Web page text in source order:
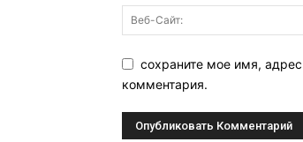
сохраните мое имя,
комментария.